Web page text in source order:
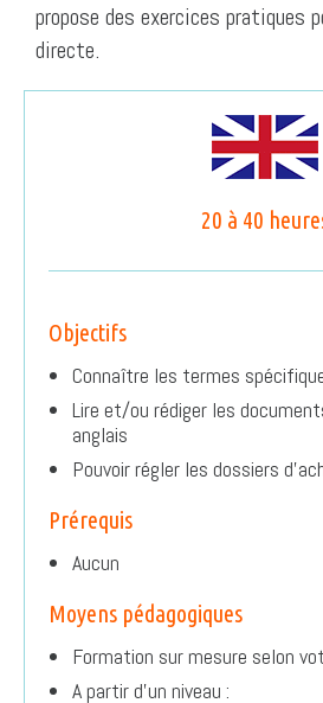
propose des exercices pratiques
directe.
20 à 40
Objectifs
Connaître les termes
Lire et/ou rédiger les
anglais
Pouvoir régler les dossiers
Prérequis
Aucun
Moyens pédagogiques
Formation sur mesure selon
A partir d’un niveau :